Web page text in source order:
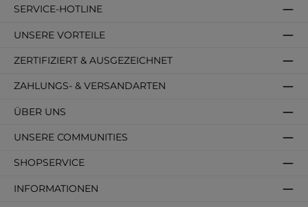
SERVICE-HOTLINE
SHOPSERVICE
INFORMATIONEN
ZAHLUNGS- & VERSANDARTEN
ÜBER UNS
ZERTIFIZIERT & AUSGEZEICHNET
UNSERE VORTEILE
UNSERE COMMUNITIES